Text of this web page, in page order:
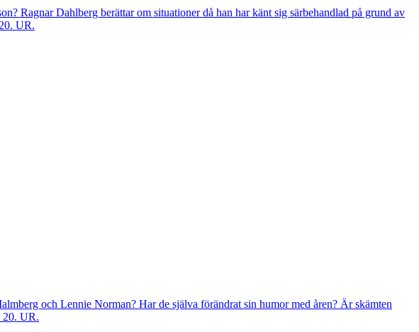
Ragnar Dahlberg berättar om situationer då han har känt sig särbehandlad på grund av
UR.
och Lennie Norman? Har de själva förändrat sin humor med åren? Är skämten
20. UR.